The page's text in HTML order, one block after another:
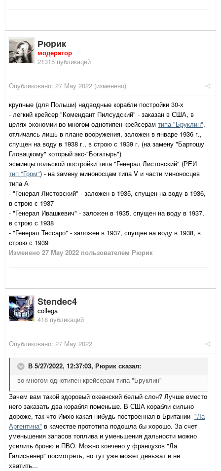
Рюрик
модератор
21315 публикаций
Опубликовано: 27 May 2022 (изменено)
крупные (для Польши) надводные корабли постройки 30-х
- легкий крейсер "Комендант Пилсудский" - заказан в США, в
целях экономии во многом однотипен крейсерам типа "Бруклин",
отличаясь лишь в плане вооружения, заложен в январе 1936 г.,
спущен на воду в 1938 г., в строю с 1939 г. (на замену "Бартошу
Гловацкому" который экс-"Богатырь")
эсминцы польской постройки типа "Генерал Листовский" (РЕИ
тип "Гром") - на замену миноносцам типа V и части миноносцев
типа А
- "Генерал Листовский" - заложен в 1935, спущен на воду в 1936,
в строю с 1937
- "Генерал Ивашкевич" - заложен в 1935, спущен на воду в 1937,
в строю с 1938
- "Генерал Тессаро" - заложен в 1937, спущен на воду в 1938, в
строю с 1939
Изменено 27 May 2022 пользователем Рюрик
Stendec4
collega
418 публикаций
Опубликовано: 27 May 2022
В 5/27/2022, 12:37:03, Рюрик сказал:
во многом однотипен крейсерам типа "Бруклин"
Зачем вам такой здоровый океанский белый слон? Лучше вместо
него заказать два корабля поменьше. В США корабли сильно
дороже, так что Имхо какая-нибудь построенная в Британии "Ла
Аргентина" в качестве прототипа подошла бы хорошо. За счет
уменьшения запасов топлива и уменьшения дальности можно
усилить броню и ПВО. Можно кончено у французов "Ла
Галисьенер" посмотреть, но тут уже может деньжат и не
хватить...